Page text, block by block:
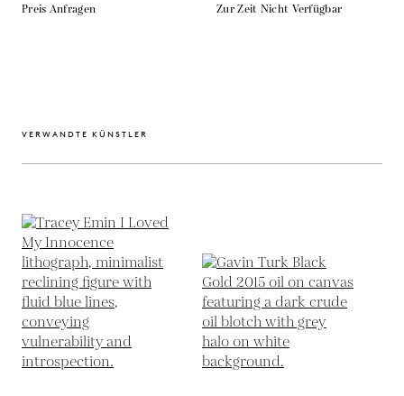
Preis Anfragen
Zur Zeit Nicht Verfügbar
VERWANDTE KÜNSTLER